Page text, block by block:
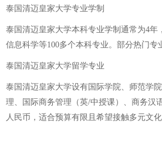
泰国清迈皇家大学专业学制
泰国清迈皇家大学本科专业学制通常为4
信息科学等100多个本科专业。部分热门专
泰国清迈皇家大学留学专业
泰国清迈皇家大学设有国际学院、师范学
理、国际商务管理（英/中授课）、商务汉
人民币，适合预算有限且希望接触多元文化